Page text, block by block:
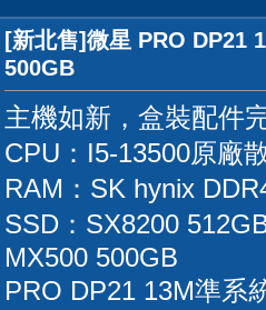
[新北售]微星 PRO DP21
500GB
主機如新，盒裝配件
CPU：I5-13500原廠
RAM：SK hynix
SSD：SX8200
MX500 500GB
PRO DP21 13M準系